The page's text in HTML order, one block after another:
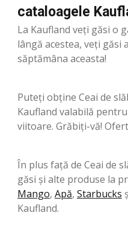
cataloagele
La Kaufland veți găsi o
lângă acestea, veți găsi
săptămâna aceasta!
Puteți obține Ceai de
Kaufland valabilă
viitoare. Grăbiți-vă!
În plus față de Ceai de
găsi și alte produse la
Mango, Apă, Starbucks
Kaufland.